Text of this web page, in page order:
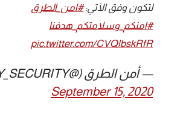
لتكون وفق الآتي:#امن_الطرق
#امنكم_وسلامتكم_هدفنا
pic.twitter.com/CVQlbskRfR
— أمن الطرق (@SA_HWY_SECURITY)
September 15, 2020